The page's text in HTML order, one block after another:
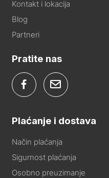
Kontakt i lokacija
Blog
Partneri
Pratite nas
Plaćanje i dostava
Način plaćanja
Sigurnost plaćanja
Osobno preuzimanje